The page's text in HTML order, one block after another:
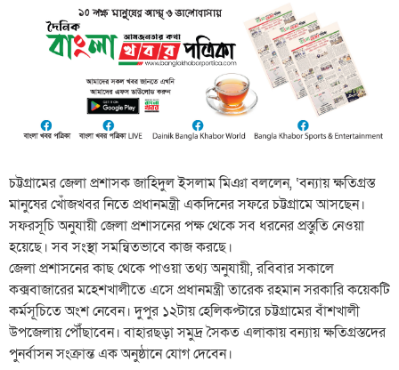
চট্টগ্রামের জেলা প্রশাসক জাহিদুল ইসলাম মিঞা বললেন, ‘বন্যায় ক্ষতিগ্রস্ত
মানুষের খোঁজখবর নিতে প্রধানমন্ত্রী একদিনের সফরে চট্টগ্রামে আসছেন।
সফরসূচি অনুযায়ী জেলা প্রশাসনের পক্ষ থেকে সব ধরনের প্রস্তুতি নেওয়া
হয়েছে। সব সংস্থা সমন্বিতভাবে কাজ করছে।
জেলা প্রশাসনের কাছ থেকে পাওয়া তথ্য অনুযায়ী, রবিবার সকালে
কক্সবাজারের মহেশখালীতে এসে প্রধানমন্ত্রী তারেক রহমান সরকারি কয়েকটি
কর্মসূচিতে অংশ নেবেন। দুপুর ১২টায় হেলিকপ্টারে চট্টগ্রামের বাঁশখালী
উপজেলায় পৌঁছাবেন। বাহারছড়া সমুদ্র সৈকত এলাকায় বন্যায় ক্ষতিগ্রস্তদের
পুনর্বাসন সংক্রান্ত এক অনুষ্ঠানে যোগ দেবেন।